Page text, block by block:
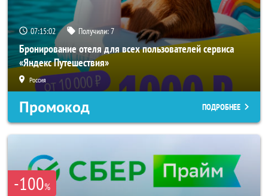
07:15:00 Получили:7
Бронирование отеля для всех пользователей сервиса
«Яндекс Путешествия»
Россия
Промокод ПОДРОБНЕЕ
-100%